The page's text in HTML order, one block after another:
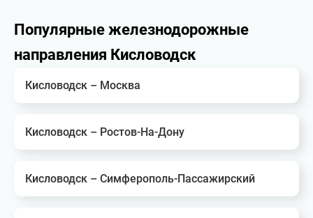
Популярные железнодорожные
направления Кисловодск
Кисловодск – Москва
Кисловодск – Ростов-На-Дону
Кисловодск – Симферополь-Пассажирский